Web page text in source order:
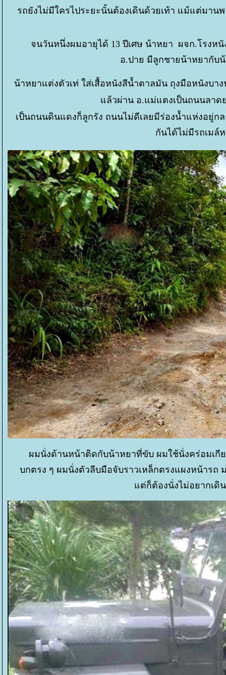
รถยังไม่มีใครไประยะนั้นต้องเดินด้วยเท้า แม้แต่มาน
จนวันหนึ่งผมอายุได้ 13 ปีเศษ น้าหยา ผจก.โรงห
อ.ปาย มีลูกชายน้าหยากั
น้าหยาแต่งตัวเท่ ใส่เสื้อหนังสีน้ำตาลมัน ถุงมือหนังบ
ล้วผ่าน อ.แม่แตงเป็นถนนลาด
เป็นถนนดินแดงก็ลูกรัง ถนนไม่ดีเลยมีร่องน้ำแห่งอยู่
กันได้ไม่มีรถเม
ผมนั่งด้านหน้าติดกับน้าหยาที่ขับ ผมใช้นั่งคร่อมเกี
บกตรง ๆ ผมนั่งตัวลีบมือจับราวเหล็กตรงแผงหน้ารถ
ต่ก็ต้องนั่งไม่อยากเดิ